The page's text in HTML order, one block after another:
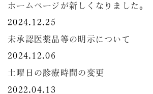
ホームページが新しくなりました。
2024.12.25
未承認医薬品等の明示について
2024.12.06
土曜日の診療時間の変更
2022.04.13